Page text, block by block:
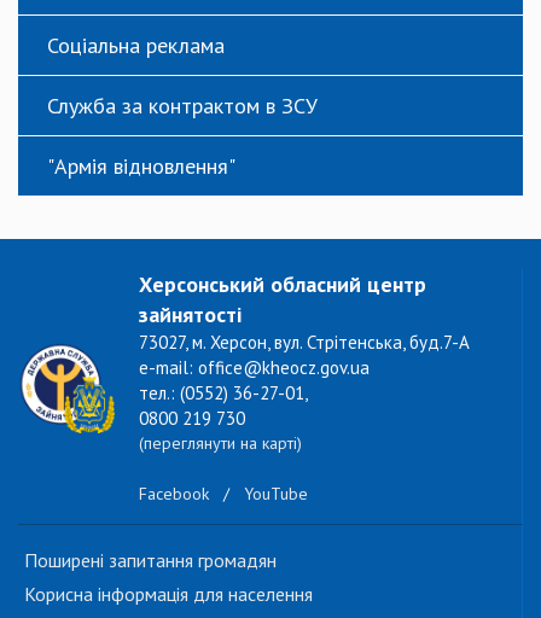
Соціальна реклама
Служба за контрактом в ЗСУ
"Армія відновлення"
Херсонський обласний центр
зайнятості
73027, м. Херсон, вул. Стрітенська, буд.7-А
e-mail: office@kheocz.gov.ua
тел.: (0552) 36-27-01,
0800 219 730
(переглянути на карті)
Facebook / YouTube
Поширені запитання громадян
Корисна інформація для населення